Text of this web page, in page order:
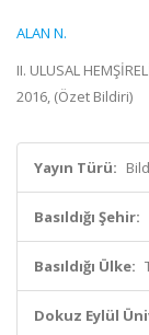
ALAN N.
II. ULUSAL
2016, (Özet Bildiri)
Yayın Türü:
Basıldığı Şehir:
Basıldığı Ülke:
Dokuz Eylül